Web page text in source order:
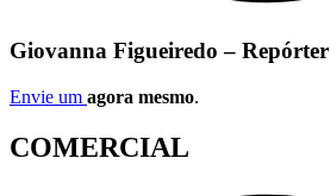
Giovanna Figueiredo – Repórter
Envie um agora mesmo.
COMERCIAL